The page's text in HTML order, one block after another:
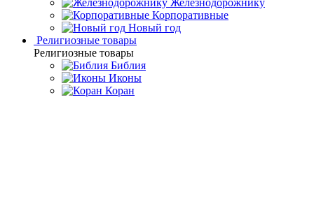
Железнодорожнику
Корпоративные
Новый год
Религиозные товары
Религиозные товары
Библия
Иконы
Коран